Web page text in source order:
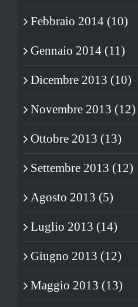
Febbraio 2014 (10)
Gennaio 2014 (11)
Dicembre 2013 (10)
Novembre 2013 (12)
Ottobre 2013 (13)
Settembre 2013 (12)
Agosto 2013 (5)
Luglio 2013 (14)
Giugno 2013 (12)
Maggio 2013 (13)